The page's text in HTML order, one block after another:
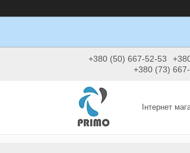
+380 (50) 667-52-53
+380 (73)
Інтернет